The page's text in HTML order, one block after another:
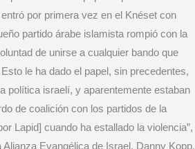
por primera vez en el Knéset con
partido árabe islamista rompió con la
de unirse a cualquier bando que
le ha dado el papel, sin precedentes,
política israelí, y aparentemente estaban
de coalición con los partidos de la
Lapid] cuando ha estallado la violencia”,
Evangélica de Israel, Danny Kopp.